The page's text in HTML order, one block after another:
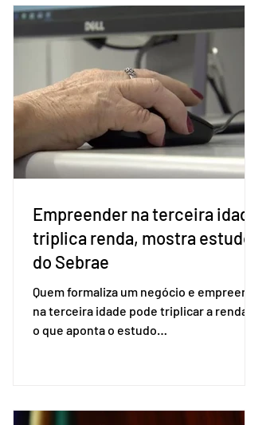
Empreender na terceira idade
triplica renda, mostra estudo
do Sebrae
Quem formaliza um negócio e empreende
na terceira idade pode triplicar a renda. É
o que aponta o estudo